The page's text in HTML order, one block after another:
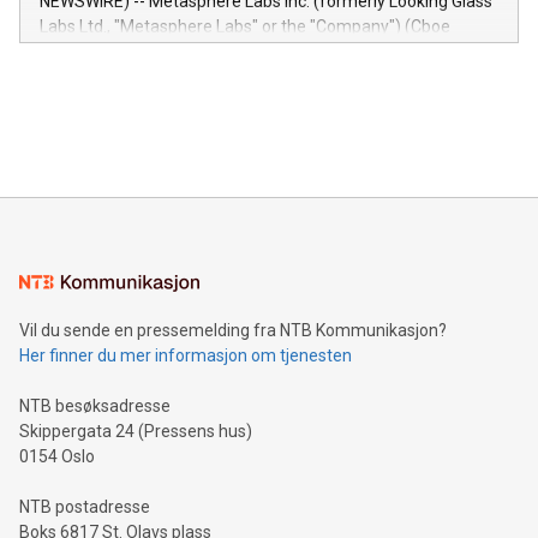
insights into customer behaviors: With the Relay42 Insights
module, marketers can ask unlimited questions about their
Labs Ltd., "Metasphere Labs" or the "Company") (Cboe
mining.Energy Market Dynamics: Explore how Bitcoin mining
mining.Sound Money: Discover how tamper-proof currency
neutral payment systems support humanitarian
projects.Carbon Footprint: Compare Bitcoin's environmental
event and dive into the critical topics of Bitcoin
Vil du sende en pressemelding fra NTB Kommunikasjon?
Her finner du mer informasjon om tjenesten
NTB besøksadresse
Skippergata 24 (Pressens hus)
0154 Oslo
NTB postadresse
Boks 6817 St. Olavs plass